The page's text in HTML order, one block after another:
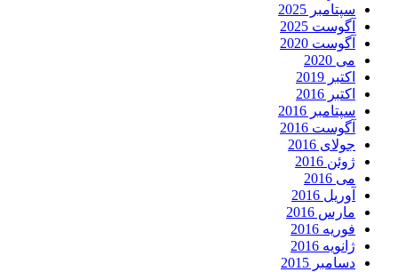
سپتامبر 2025
آگوست 2025
آگوست 2020
می 2020
اکتبر 2019
اکتبر 2016
سپتامبر 2016
آگوست 2016
جولای 2016
ژوئن 2016
می 2016
آوریل 2016
مارس 2016
فوریه 2016
ژانویه 2016
دسامبر 2015